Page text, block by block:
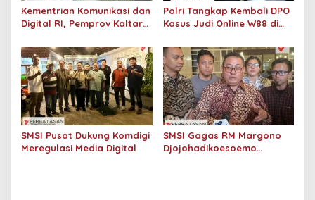
Kementrian Komunikasi dan
Digital RI, Pemprov Kaltara
Pemberdayaan Komunitas
Informasi Masyarakat
Polri Tangkap Kembali DPO
Kasus Judi Online W88 di
SMSI Pusat Dukung Komdigi
Meregulasi Media Digital
SMSI Gagas RM Margono
Djojohadikoesoemo